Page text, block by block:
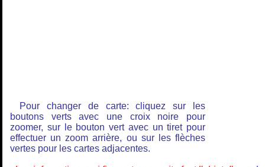
Pour changer de carte: cliquez sur les
boutons verts avec une croix noire pour
zoomer, sur le bouton vert avec un tiret pour
effectuer un zoom arrière, ou sur les flèches
vertes pour les cartes adjacentes.